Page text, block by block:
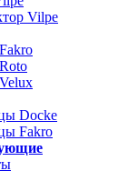
Vilpe
Docke
Fakro